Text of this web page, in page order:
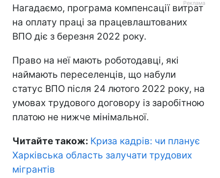
Нагадаємо, програма компенсації витрат
на оплату праці за працевлаштованих
ВПО діє з березня 2022 року.
Право на неї мають роботодавці, які
наймають переселенців, що набули
статус ВПО після 24 лютого 2022 року, на
умовах трудового договору із заробітною
платою не нижче мінімальної.
Читайте також: Криза кадрів: чи планує
Харківська область залучати трудових
мігрантів